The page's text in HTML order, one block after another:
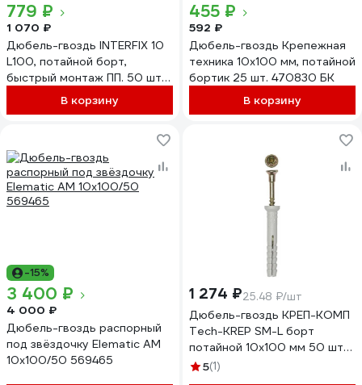
779 ₽
1 070 ₽
Дюбель-гвоздь INTERFIX 10
L100, потайной борт,
быстрый монтаж ПП. 50 шт
В корзину
455 ₽
592 ₽
Дюбель-гвоздь Крепежная
техника 10х100 мм, потайной
бортик 25 шт. 470830 БК
В корзину
-15%
3 400 ₽
4 000 ₽
Дюбель-гвоздь распорный
под звёздочку Elematic AM
10x100/50 569465
1 274 ₽25.48 ₽/шт
Дюбель-гвоздь КРЕП-КОМП
Tech-KREP SM-L борт
потайной 10х100 мм 50 шт
дг10100птк
5(1)